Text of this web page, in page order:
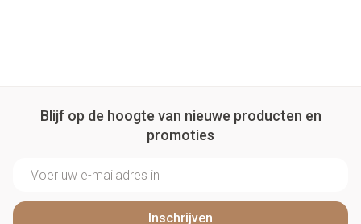
Blijf op de hoogte van nieuwe producten en
promoties
Inschrijven